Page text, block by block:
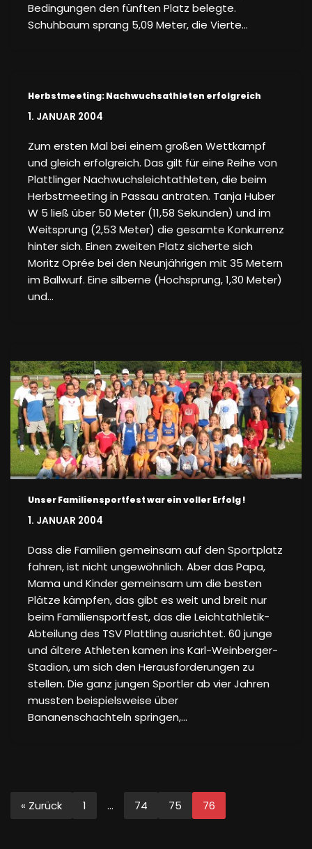
Bedingungen den fünften Platz belegte.
Schuhbaum sprang 5,09 Meter, die Vierte…
Herbstmeeting: Nachwuchsathleten erfolgreich
1. JANUAR 2004
Zum ersten Mal bei einem großen Wettkampf
und gleich erfolgreich. Das gilt für eine Reihe von
Plattlinger Nachwuchsleichtathleten, die beim
Herbstmeeting in Passau antraten. Tanja Huber
W 5 ließ über 50 Meter (11,58 Sekunden) und im
Weitsprung (2,53 Meter) die gesamte Konkurrenz
hinter sich. Einen zweiten Platz sicherte sich
Moritz Oprée bei den Neunjährigen mit 35 Metern
im Ballwurf. Eine silberne (Hochsprung, 1,30 Meter)
und…
Unser Familiensportfest war ein voller Erfolg !
1. JANUAR 2004
Dass die Familien gemeinsam auf den Sportplatz
fahren, ist nicht ungewöhnlich. Aber das Papa,
Mama und Kinder gemeinsam um die besten
Plätze kämpfen, das gibt es weit und breit nur
beim Familiensportfest, das die Leichtathletik-
Abteilung des TSV Plattling ausrichtet. 60 junge
und ältere Athleten kamen ins Karl-Weinberger-
Stadion, um sich den Herausforderungen zu
stellen. Die ganz jungen Sportler ab vier Jahren
mussten beispielsweise über
Bananenschachteln springen,…
« Zurück 1 … 74 75 76